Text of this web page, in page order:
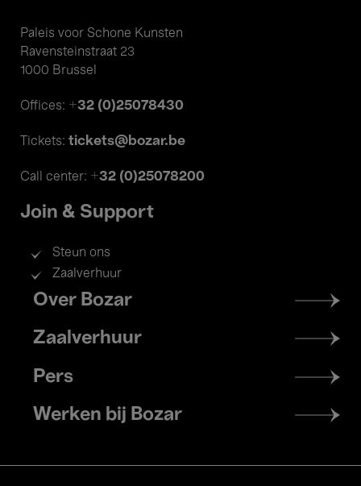
Paleis voor Schone Kunsten
Ravensteinstraat 23
1000 Brussel
Offices: +32 (0)25078430
Tickets: tickets@bozar.be
Call center: +32 (0)25078200
Join & Support
Steun ons
Zaalverhuur
Footer
menu
Over Bozar
Zaalverhuur
Pers
Werken bij Bozar